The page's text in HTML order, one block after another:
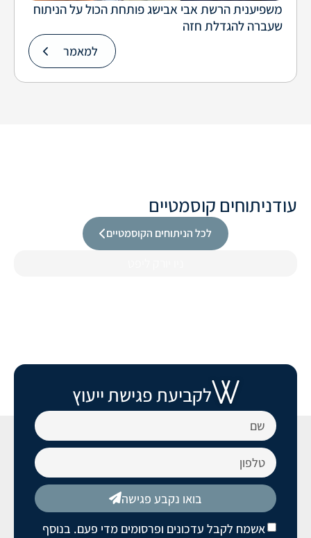
משפיענית הרשת אבי אבישג פותחת הכול על הניתוח
שעברה להגדלת חזה
למאמר
עודניתוחים קוסמטיים
לכל הניתוחים הקוסמטיים
לקביעת פגישת ייעוץ
אשמח לקבל עדכונים ופרסומים מדי פעם. בנוסף
בואו נקבע פגישה